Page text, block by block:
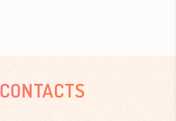
CONTACTS